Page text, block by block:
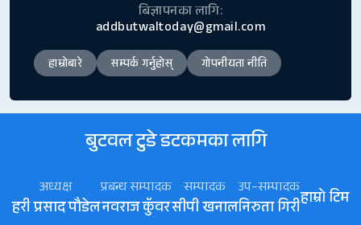
बिज्ञापनका लागि:
addbutwaltoday@gmail.com
हाम्रोबारे सम्पर्क गर्नुहोस् गोपनीयता नीति
बुटवल टुडे डटकमका लागि
अध्यक्ष
हरी प्रसाद पौडेल
प्रबन्ध सम्पादक
नवराज कॅुवर
सम्पादक
सीपी खनाल
उप–सम्पादक
निरुता गिरीहाम्रो टिम